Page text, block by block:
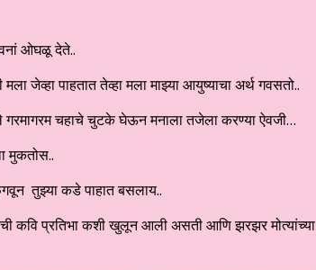
ओघळू देते..
जेव्हा पाहतात तेव्हा मला माझ्या आयुष्याचा अर्थ गवसतो..
गरमागरम चहाचे चुटके घेऊन मनाला तजेला करण्या ऐवजी…
मुकतोस..
तुझ्या कडे पाहात बसलाय..
कवि प्रतिभा कशी खुलून आली असती आणि झरझर मोत्यांच्या